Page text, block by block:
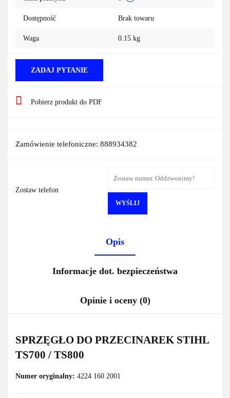
Dostępność Brak towaru
Waga 0.15 kg
ZADAJ PYTANIE
Pobierz produkt do PDF
Zamówienie telefoniczne: 888934382
Zostaw telefon
WYŚLIJ
Opis
Informacje dot. bezpieczeństwa
Opinie i oceny (0)
SPRZĘGŁO DO PRZECINAREK STIHL
TS700 / TS800
Numer oryginalny: 4224 160 2001